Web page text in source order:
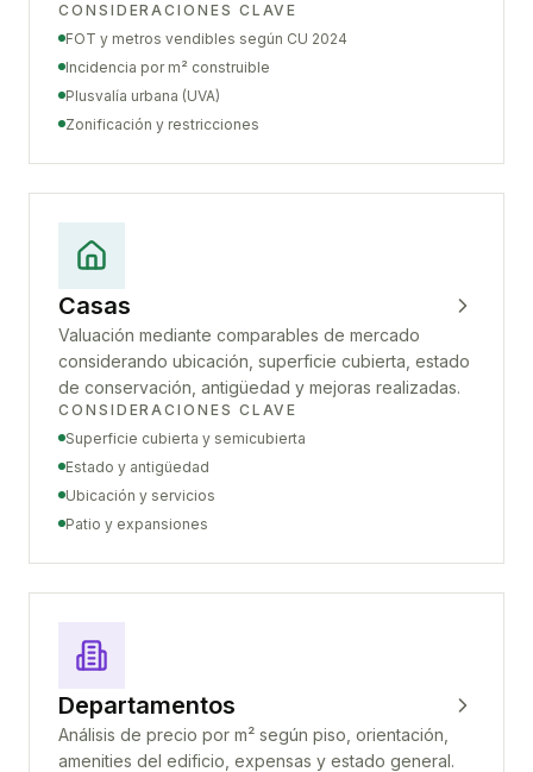
CONSIDERACIONES CLAVE
FOT y metros vendibles según CU 2024
Incidencia por m² construible
Plusvalía urbana (UVA)
Zonificación y restricciones
Casas
Valuación mediante comparables de mercado
considerando ubicación, superficie cubierta, estado
de conservación, antigüedad y mejoras realizadas.
CONSIDERACIONES CLAVE
Superficie cubierta y semicubierta
Estado y antigüedad
Ubicación y servicios
Patio y expansiones
Departamentos
Análisis de precio por m² según piso, orientación,
amenities del edificio, expensas y estado general.